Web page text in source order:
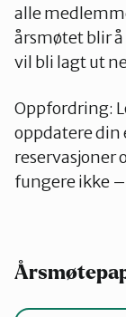
alle
årsmøtet blir
vil bli lagt ut
Oppfordring:
oppdatere
reservasjoner
fungere ikke –